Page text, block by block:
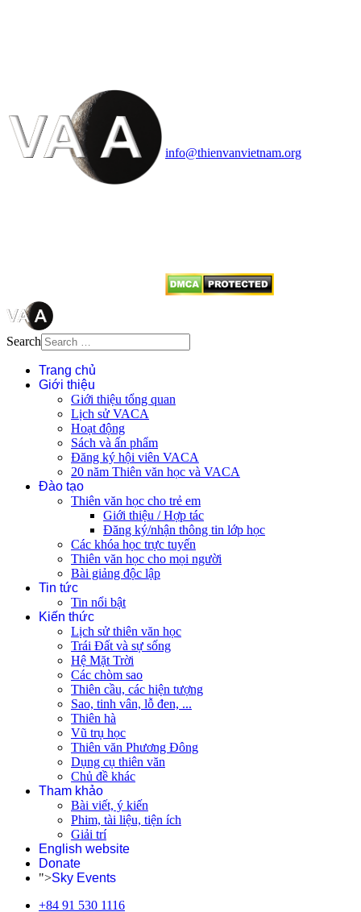
info@thienvanvietnam.org
Search
Trang chủ
Giới thiệu
Giới thiệu tổng quan
Lịch sử VACA
Hoạt động
Sách và ấn phẩm
Đăng ký hội viên VACA
20 năm Thiên văn học và VACA
Đào tạo
Thiên văn học cho trẻ em
Giới thiệu / Hợp tác
Đăng ký/nhận thông tin lớp học
Các khóa học trực tuyến
Thiên văn học cho mọi người
Bài giảng độc lập
Tin tức
Tin nổi bật
Kiến thức
Lịch sử thiên văn học
Trái Đất và sự sống
Hệ Mặt Trời
Các chòm sao
Thiên cầu, các hiện tượng
Sao, tinh vân, lỗ đen, ...
Thiên hà
Vũ trụ học
Thiên văn Phương Đông
Dụng cụ thiên văn
Chủ đề khác
Tham khảo
Bài viết, ý kiến
Phim, tài liệu, tiện ích
Giải trí
English website
Donate
">Sky Events
+84 91 530 1116